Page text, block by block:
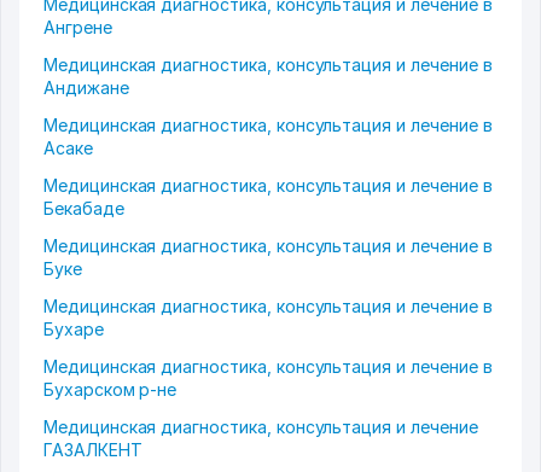
Медицинская диагностика, консультация и лечение в
Ангрене
Медицинская диагностика, консультация и лечение в
Андижане
Медицинская диагностика, консультация и лечение в
Асаке
Медицинская диагностика, консультация и лечение в
Бекабаде
Медицинская диагностика, консультация и лечение в
Буке
Медицинская диагностика, консультация и лечение в
Бухаре
Медицинская диагностика, консультация и лечение в
Бухарском р-не
Медицинская диагностика, консультация и лечение
ГАЗАЛКЕНТ